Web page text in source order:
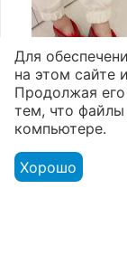
высокие
"Помпон"
Для
на этом сайте
Продолжая его
тем, что
компьютере.
Хорошо